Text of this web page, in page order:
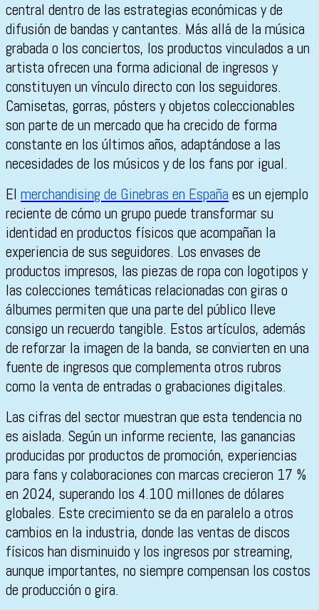
central dentro de las estrategias económicas y de
difusión de bandas y cantantes. Más allá de la música
grabada o los conciertos, los productos vinculados a un
artista ofrecen una forma adicional de ingresos y
constituyen un vínculo directo con los seguidores.
Camisetas, gorras, pósters y objetos coleccionables
son parte de un mercado que ha crecido de forma
constante en los últimos años, adaptándose a las
necesidades de los músicos y de los fans por igual.
El merchandising de Ginebras en España es un ejemplo
reciente de cómo un grupo puede transformar su
identidad en productos físicos que acompañan la
experiencia de sus seguidores. Los envases de
productos impresos, las piezas de ropa con logotipos y
las colecciones temáticas relacionadas con giras o
álbumes permiten que una parte del público lleve
consigo un recuerdo tangible. Estos artículos, además
de reforzar la imagen de la banda, se convierten en una
fuente de ingresos que complementa otros rubros
como la venta de entradas o grabaciones digitales.
Las cifras del sector muestran que esta tendencia no
es aislada. Según un informe reciente, las ganancias
producidas por productos de promoción, experiencias
para fans y colaboraciones con marcas crecieron 17 %
en 2024, superando los 4.100 millones de dólares
globales. Este crecimiento se da en paralelo a otros
cambios en la industria, donde las ventas de discos
físicos han disminuido y los ingresos por streaming,
aunque importantes, no siempre compensan los costos
de producción o gira.